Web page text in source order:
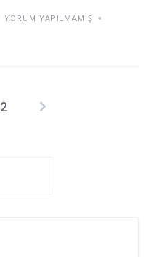
YORUM YAPILMAMIŞ
Yazı
2